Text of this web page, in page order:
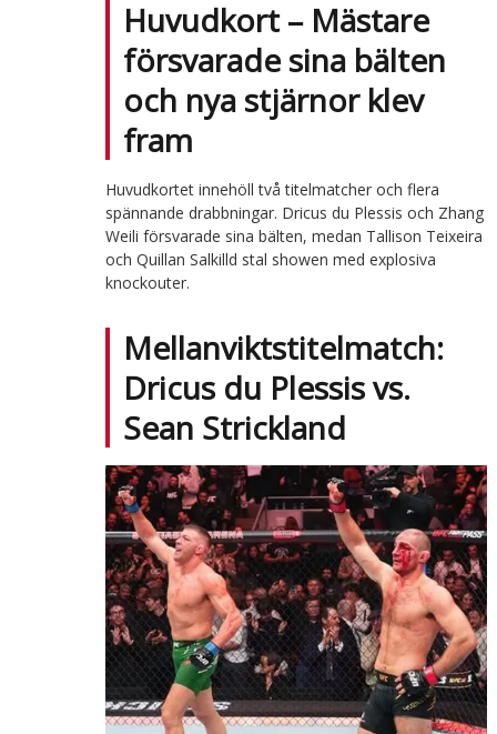
Huvudkort – Mästare
försvarade sina bälten
och nya stjärnor klev
fram
Huvudkortet innehöll två titelmatcher och flera
spännande drabbningar. Dricus du Plessis och Zhang
Weili försvarade sina bälten, medan Tallison Teixeira
och Quillan Salkilld stal showen med explosiva
knockouter.
Mellanviktstitelmatch:
Dricus du Plessis vs.
Sean Strickland